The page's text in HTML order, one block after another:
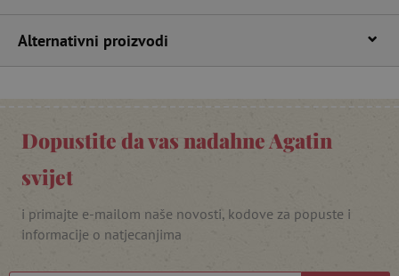
Alternativni proizvodi
Dopustite da vas nadahne Agatin
svijet
i primajte e-mailom naše novosti, kodove za popuste i
informacije o natjecanjimafeatureFlagCheckoutExperimentVariant